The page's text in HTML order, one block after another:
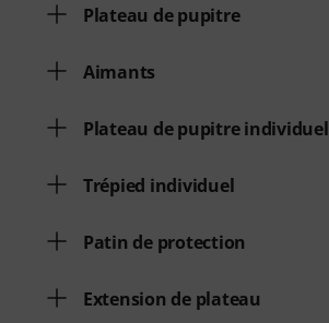
Plateau de pupitre
Aimants
Plateau de pupitre individuel
Trépied individuel
Patin de protection
Extension de plateau